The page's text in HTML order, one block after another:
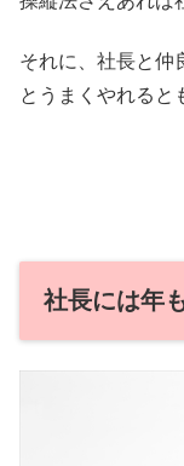
それに、社長と仲
とうまくやれると
社長には年